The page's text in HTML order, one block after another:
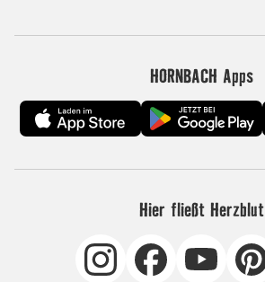
HORNBACH Apps
Hier fließt Herzblut